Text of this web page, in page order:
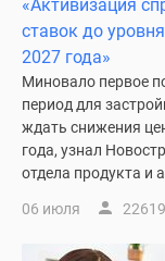
комнатные
более
Готовые
новостройки
комнатные
Покупателю
«Активизация
ставок до
2027 года»
Миновало первое
период для
ждать снижения
года, узнал
отдела продукта и
06 июля 22619